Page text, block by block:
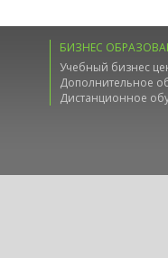
БИЗНЕС
Учебный бизнес
Дополнительное
Дистанционное